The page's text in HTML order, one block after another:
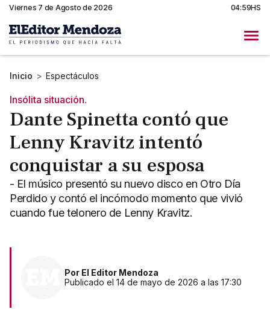
Viernes 7 de Agosto de 2026 04:59HS
Inicio > Espectáculos
Insólita situación.
Dante Spinetta contó que
Lenny Kravitz intentó
conquistar a su esposa
- El músico presentó su nuevo disco en Otro Día
Perdido y contó el incómodo momento que vivió
cuando fue telonero de Lenny Kravitz.
Por El Editor Mendoza
Publicado el 14 de mayo de 2026 a las 17:30